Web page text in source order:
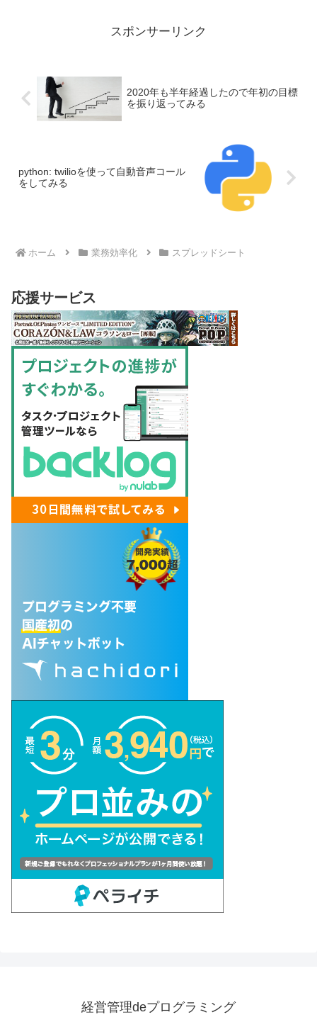
す。
スポンサーリンク
2020年も半年経過したので年初の目標
を振り返ってみる
python: twilioを使って自動音声コール
をしてみる
ホーム 業務効率化 スプレッドシート
応援サービス
経営管理deプログラミング